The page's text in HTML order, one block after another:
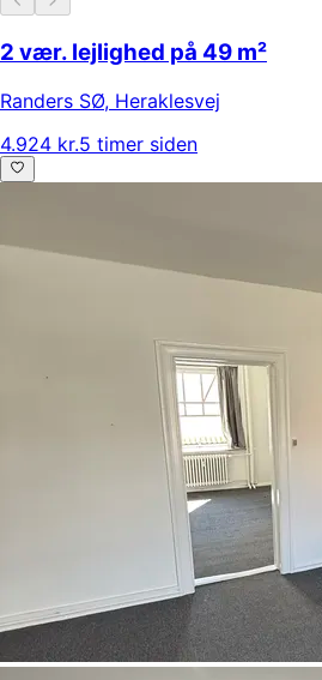
2 vær. lejlighed på 49 m²
Randers SØ, Heraklesvej
4.924 kr.5 timer siden